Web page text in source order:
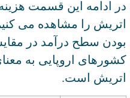
در ادامه این قسمت
اتریش را مشاهده می کنیم
بودن سطح درآمد در
کشورهای اروپایی به
اتریش است.